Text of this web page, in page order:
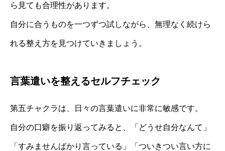
ら見ても合理性があります。
自分に合うものを一つずつ試しながら、無理なく続けら
れる整え方を見つけていきましょう。
言葉遣いを整えるセルフチェック
第五チャクラは、日々の言葉遣いに非常に敏感です。
自分の口癖を振り返ってみると、「どうせ自分なんて」
「すみませんばかり言っている」「ついきつい言い方に